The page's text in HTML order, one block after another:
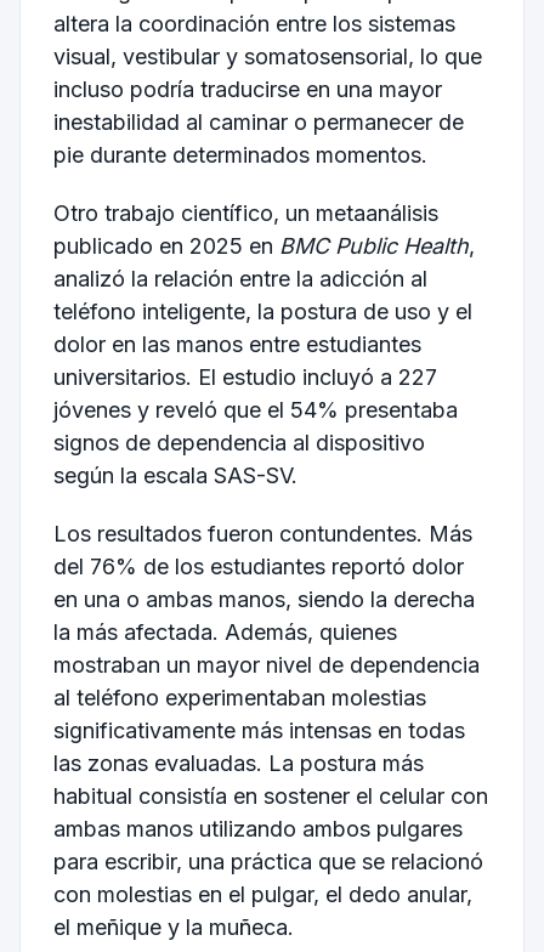
altera la coordinación entre los sistemas
visual, vestibular y somatosensorial, lo que
incluso podría traducirse en una mayor
inestabilidad al caminar o permanecer de
pie durante determinados momentos.
Otro trabajo científico, un metaanálisis
publicado en 2025 en BMC Public Health,
analizó la relación entre la adicción al
teléfono inteligente, la postura de uso y el
dolor en las manos entre estudiantes
universitarios. El estudio incluyó a 227
jóvenes y reveló que el 54% presentaba
signos de dependencia al dispositivo
según la escala SAS-SV.
Los resultados fueron contundentes. Más
del 76% de los estudiantes reportó dolor
en una o ambas manos, siendo la derecha
la más afectada. Además, quienes
mostraban un mayor nivel de dependencia
al teléfono experimentaban molestias
significativamente más intensas en todas
las zonas evaluadas. La postura más
habitual consistía en sostener el celular con
ambas manos utilizando ambos pulgares
para escribir, una práctica que se relacionó
con molestias en el pulgar, el dedo anular,
el meñique y la muñeca.